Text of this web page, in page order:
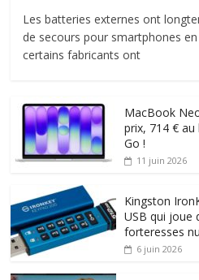
Les batteries externes ont
de secours pour smartphones en
certains fabricants ont
MacBook
prix, 714 €
Go !
11 juin 2026
Kingston
USB qui joue
forteresses
6 juin 2026